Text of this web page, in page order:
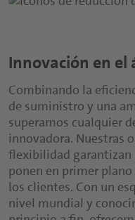
Innovación en el
Combinando la
de suministro y una
superamos cualquier
innovadora. Nuestras
flexibilidad garantizan
ponen en primer plano
los clientes. Con un
nivel mundial y